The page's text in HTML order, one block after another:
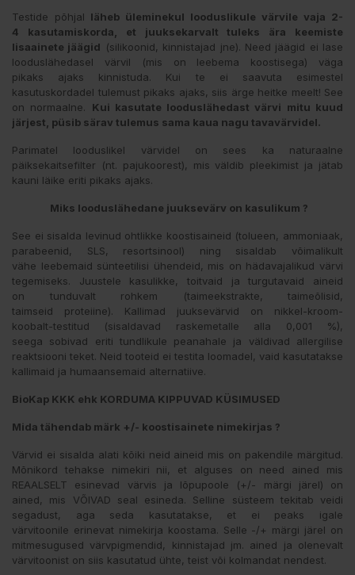
Testide põhjal läheb üleminekul looduslikule värvile vaja 2-
4 kasutamiskorda, et juuksekarvalt tuleks ära keemiste
lisaainete jäägid (silikoonid, kinnistajad jne). Need jäägid ei lase
looduslähedasel värvil (mis on leebema koostisega) väga
pikaks ajaks kinnistuda. Kui te ei saavuta esimestel
kasutuskordadel tulemust pikaks ajaks, siis ärge heitke meelt! See
on normaalne. Kui kasutate looduslähedast värvi mitu kuud
järjest, püsib särav tulemus sama kaua nagu tavavärvidel.
Parimatel looduslikel värvidel on sees ka naturaalne
päiksekaitsefilter (nt. pajukoorest), mis väldib pleekimist ja jätab
kauni läike eriti pikaks ajaks.
Miks looduslähedane juuksevärv on kasulikum ?
See ei sisalda levinud ohtlikke koostisaineid (tolueen, ammoniaak,
parabeenid, SLS, resortsinool) ning sisaldab võimalikult
vähe leebemaid sünteetilisi ühendeid, mis on hädavajalikud värvi
tegemiseks. Juustele kasulikke, toitvaid ja turgutavaid aineid
on tunduvalt rohkem (taimeekstrakte, taimeõlisid,
taimseid proteiine). Kallimad juuksevärvid on nikkel-kroom-
koobalt-testitud (sisaldavad raskemetalle alla 0,001 %),
seega sobivad eriti tundlikule peanahale ja väldivad allergilise
reaktsiooni teket. Neid tooteid ei testita loomadel, vaid kasutatakse
kallimaid ja humaansemaid alternatiive.
BioKap KKK ehk KORDUMA KIPPUVAD KÜSIMUSED
Mida tähendab märk +/- koostisainete nimekirjas ?
Värvid ei sisalda alati kõiki neid aineid mis on pakendile märgitud.
Mõnikord tehakse nimekiri nii, et alguses on need ained mis
REAALSELT esinevad värvis ja lõpupoole (+/- märgi järel) on
ained, mis VÕIVAD seal esineda. Selline süsteem tekitab veidi
segadust, aga seda kasutatakse, et ei peaks igale
värvitoonile erinevat nimekirja koostama. Selle -/+ märgi järel on
mitmesugused värvpigmendid, kinnistajad jm. ained ja olenevalt
värvitoonist on siis kasutatud ühte, teist või kolmandat nendest.